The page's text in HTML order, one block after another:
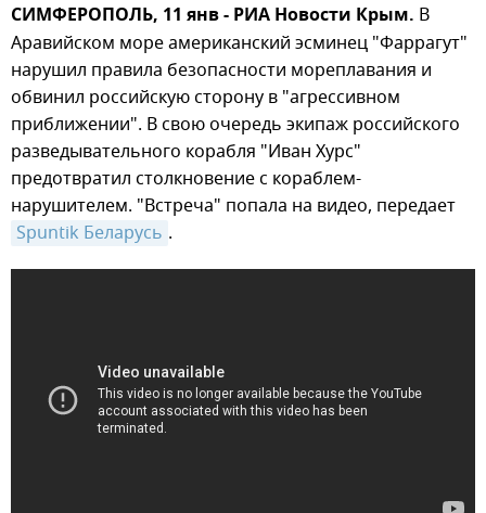
СИМФЕРОПОЛЬ, 11 янв - РИА Новости Крым. В
Аравийском море американский эсминец "Фаррагут"
нарушил правила безопасности мореплавания и
обвинил российскую сторону в "агрессивном
приближении". В свою очередь экипаж российского
разведывательного корабля "Иван Хурс"
предотвратил столкновение с кораблем-
нарушителем. "Встреча" попала на видео, передает
Spuntik Беларусь .